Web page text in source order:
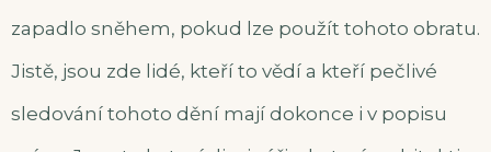
zapadlo sněhem, pokud lze použít tohoto obratu.
Jistě, jsou zde lidé, kteří to vědí a kteří pečlivé
sledování tohoto dění mají dokonce i v popisu